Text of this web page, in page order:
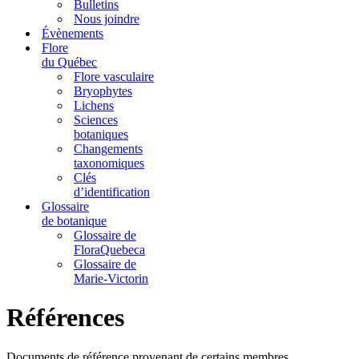
Bulletins
Nous joindre
Évènements
Flore
du Québec
Flore vasculaire
Bryophytes
Lichens
Sciences
botaniques
Changements
taxonomiques
Clés
d’identification
Glossaire
de botanique
Glossaire de
FloraQuebeca
Glossaire de
Marie-Victorin
Références